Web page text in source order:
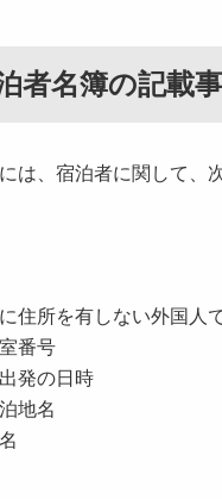
者名簿の記載
は、宿泊者に関して、
住所を有しない外国人
番号
発の日時
地名